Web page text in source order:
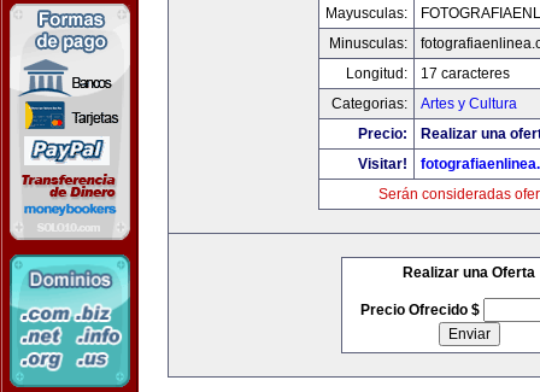
Mayusculas:
Minusculas:
Longitud:
17 caracteres
Categorias:
Artes y Cultura
Precio:
Realizar una
Visitar!
Serán consideradas
Realizar una Oferta
Precio Ofrecido $